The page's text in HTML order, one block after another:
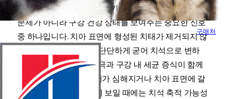
구매처
강아지 치석은 단순히 치아가 노랗게 변하는 미용상의
문제가 아니라 구강 건강 상태를 보여주는 중요한 신호
중 하나입니다. 치아 표면에 형성된 치태가 제거되지 않
은 채 남아 있으면 점차 단단하게 굳어 치석으로 변하
며, 이 과정에서 잇몸 자극과 구강 내 세균 증식이 함께
진행됩니다. 특히 입냄새가 심해지거나 치아 표면에 갈
색 또는 황갈색 침착물이 보일 때에는 치석 축적 가능성